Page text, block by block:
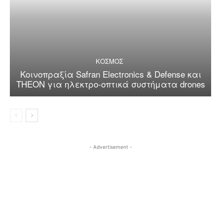
ΚΟΣΜΟΣ
Κοινοπραξία Safran Electronics & Defense και
THEON για ηλεκτρο-οπτικά συστήματα drones
- Advertisement -